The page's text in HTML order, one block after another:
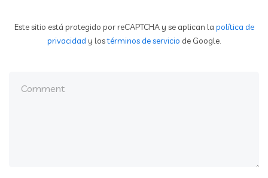
Este sitio está protegido por reCAPTCHA y se aplican la política de
privacidad y lostérminos de servicio de Google.